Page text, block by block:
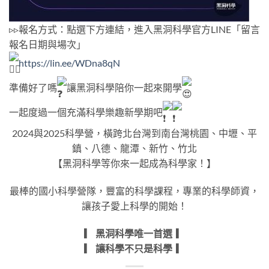
▹▹報名方式：點選下方連結，進入黑洞科學官方LINE「留言
報名日期與場次」
https://lin.ee/WDna8qN
準備好了嗎 讓黑洞科學陪你一起來開學
一起度過一個充滿科學樂趣新學期吧
2024與2025科學營，橫跨北台灣到南台灣桃園、中壢、平
鎮、八德、龍潭、新竹、竹北
【黑洞科學等你來一起成為科學家！】
最棒的國小科學營隊，豐富的科學課程，專業的科學師資，
讓孩子愛上科學的開始！
▎ 黑洞科學唯一首選 ▎
▎ 讓科學不只是科學 ▎